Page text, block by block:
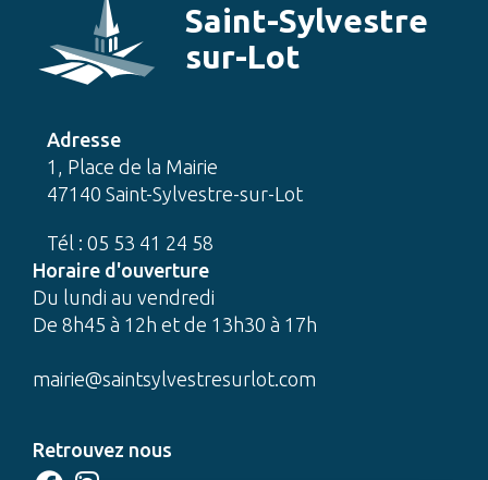
Saint-Sylvestre
sur-Lot
Adresse
1, Place de la Mairie
47140 Saint-Sylvestre-sur-Lot
Tél : 05 53 41 24 58
Horaire d'ouverture
Du lundi au vendredi
De 8h45 à 12h et de 13h30 à 17h
mairie@saintsylvestresurlot.com
Retrouvez nous